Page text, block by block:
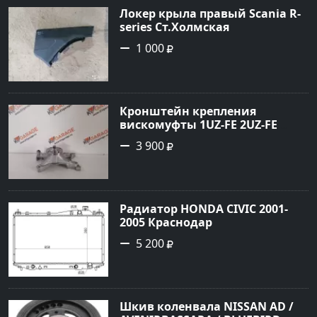
Локер крыла правый Scania R-
series Ст.Холмская
1 000
Кронштейн крепления
вискомуфты 1UZ-FE 2UZ-FE
Краснодар
3 900
Радиатор HONDA CIVIC 2001-
2005 Краснодар
5 200
Шкив коленвала NISSAN AD /